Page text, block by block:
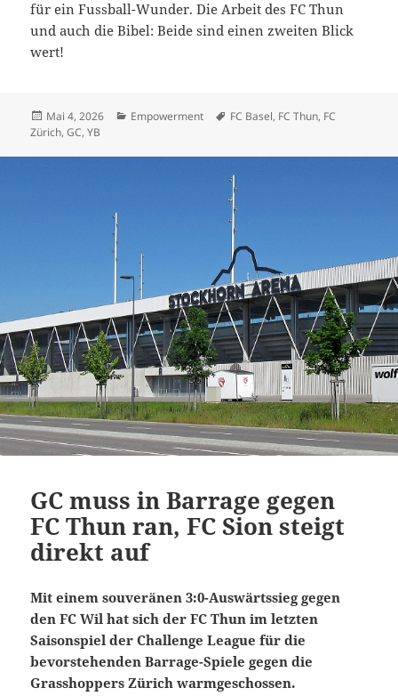
für ein Fussball-Wunder. Die Arbeit des FC Thun
und auch die Bibel: Beide sind einen zweiten Blick
wert!
Veröffentlicht
am
Mai 4, 2026 Kategorien
Empowerment Schlagwörter
FC Basel, FC Thun, FC
Zürich,GC,YB
GC muss in Barrage gegen
FC Thun ran, FC Sion steigt
direkt auf
Mit einem souveränen 3:0-Auswärtssieg gegen
den FC Wil hat sich der FC Thun im letzten
Saisonspiel der Challenge League für die
bevorstehenden Barrage-Spiele gegen die
Grasshoppers Zürich warmgeschossen.